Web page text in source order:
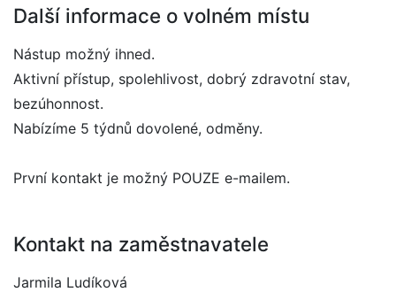
Další informace o volném místu
Nástup možný ihned.
Aktivní přístup, spolehlivost, dobrý zdravotní stav,
bezúhonnost.
Nabízíme 5 týdnů dovolené, odměny.
První kontakt je možný POUZE e-mailem.
Kontakt na zaměstnavatele
Jarmila Ludíková